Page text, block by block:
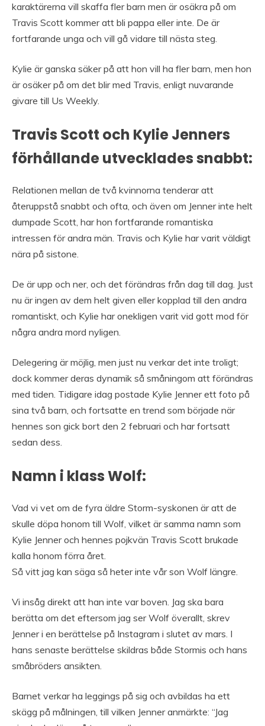
karaktärerna vill skaffa fler barn men är osäkra på om
Travis Scott kommer att bli pappa eller inte. De är
fortfarande unga och vill gå vidare till nästa steg.
Kylie är ganska säker på att hon vill ha fler barn, men hon
är osäker på om det blir med Travis, enligt nuvarande
givare till Us Weekly.
Travis Scott och Kylie Jenners
förhållande utvecklades snabbt:
Relationen mellan de två kvinnorna tenderar att
återuppstå snabbt och ofta, och även om Jenner inte helt
dumpade Scott, har hon fortfarande romantiska
intressen för andra män. Travis och Kylie har varit väldigt
nära på sistone.
De är upp och ner, och det förändras från dag till dag. Just
nu är ingen av dem helt given eller kopplad till den andra
romantiskt, och Kylie har onekligen varit vid gott mod för
några andra mord nyligen.
Delegering är möjlig, men just nu verkar det inte troligt;
dock kommer deras dynamik så småningom att förändras
med tiden. Tidigare idag postade Kylie Jenner ett foto på
sina två barn, och fortsatte en trend som började när
hennes son gick bort den 2 februari och har fortsatt
sedan dess.
Namn i klass Wolf:
Vad vi vet om de fyra äldre Storm-syskonen är att de
skulle döpa honom till Wolf, vilket är samma namn som
Kylie Jenner och hennes pojkvän Travis Scott brukade
kalla honom förra året.
Så vitt jag kan säga så heter inte vår son Wolf längre.
Vi insåg direkt att han inte var boven. Jag ska bara
berätta om det eftersom jag ser Wolf överallt, skrev
Jenner i en berättelse på Instagram i slutet av mars. I
hans senaste berättelse skildras både Stormis och hans
småbröders ansikten.
Barnet verkar ha leggings på sig och avbildas ha ett
skägg på målningen, till vilken Jenner anmärkte: “Jag